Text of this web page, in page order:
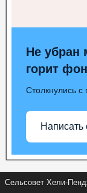
Не убран
горит
Столкнулись
Написать
Сельсовет Хели-